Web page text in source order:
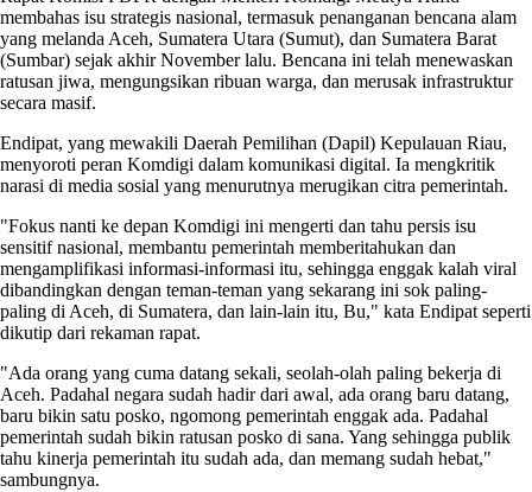
membahas isu strategis nasional, termasuk penanganan bencana alam
yang melanda Aceh, Sumatera Utara (Sumut), dan Sumatera Barat
(Sumbar) sejak akhir November lalu. Bencana ini telah menewaskan
ratusan jiwa, mengungsikan ribuan warga, dan merusak infrastruktur
secara masif.
Endipat, yang mewakili Daerah Pemilihan (Dapil) Kepulauan Riau,
menyoroti peran Komdigi dalam komunikasi digital. Ia mengkritik
narasi di media sosial yang menurutnya merugikan citra pemerintah.
"Fokus nanti ke depan Komdigi ini mengerti dan tahu persis isu
sensitif nasional, membantu pemerintah memberitahukan dan
mengamplifikasi informasi-informasi itu, sehingga enggak kalah viral
dibandingkan dengan teman-teman yang sekarang ini sok paling-
paling di Aceh, di Sumatera, dan lain-lain itu, Bu," kata Endipat seperti
dikutip dari rekaman rapat.
"Ada orang yang cuma datang sekali, seolah-olah paling bekerja di
Aceh. Padahal negara sudah hadir dari awal, ada orang baru datang,
baru bikin satu posko, ngomong pemerintah enggak ada. Padahal
pemerintah sudah bikin ratusan posko di sana. Yang sehingga publik
tahu kinerja pemerintah itu sudah ada, dan memang sudah hebat,"
sambungnya.